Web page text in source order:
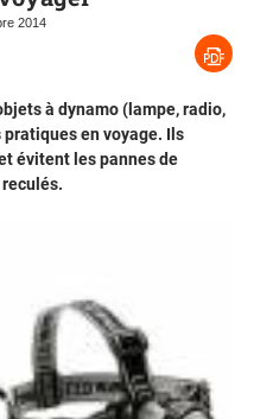
2014
à dynamo (lampe, radio,
en voyage. Ils
évitent les pannes de